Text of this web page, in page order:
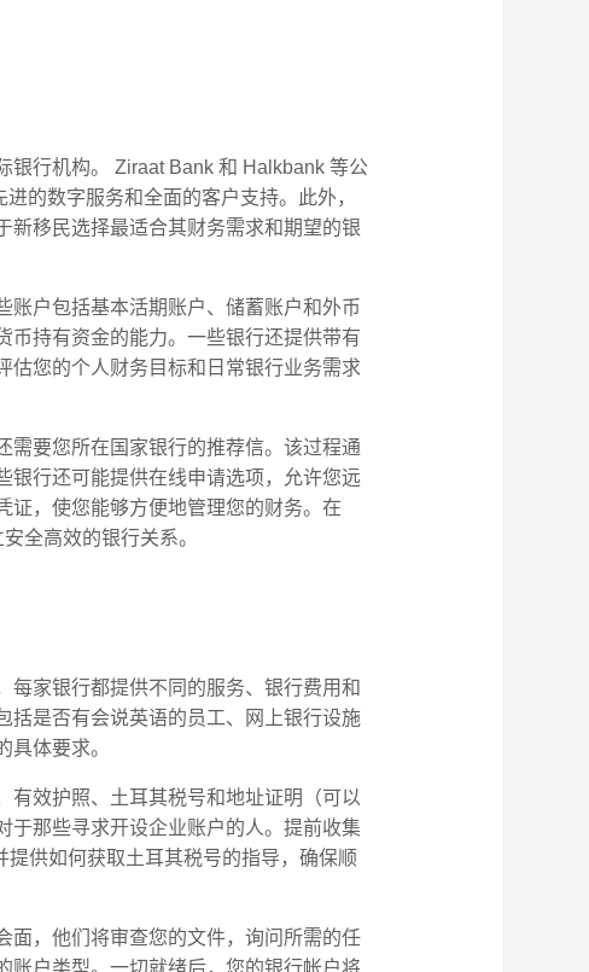
银行机构。 Ziraat Bank 和 Halkbank 等公
的数字服务和全面的客户支持。此外，
新移民选择最适合其财务需求和期望的银
账户包括基本活期账户、储蓄账户和外币
币持有资金的能力。一些银行还提供带有
估您的个人财务目标和日常银行业务需求
需要您所在国家银行的推荐信。该过程通
银行还可能提供在线申请选项，允许您远
证，使您能够方便地管理您的财务。在
全高效的银行关系。
每家银行都提供不同的服务、银行费用和
括是否有会说英语的员工、网上银行设施
体要求。
有效护照、土耳其税号和地址证明（可以
于那些寻求开设企业账户的人。提前收集
供如何获取土耳其税号的指导，确保顺
面，他们将审查您的文件，询问所需的任